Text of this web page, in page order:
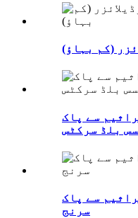
(کم بہاؤ)
سے پاک
بلڈ سرکٹس
سے پاک
سرنج